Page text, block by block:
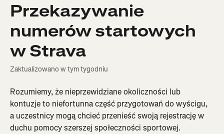
Przekazywanie
numerów startowych
w Strava
Zaktualizowano w tym tygodniu
Rozumiemy, że nieprzewidziane okoliczności lub
kontuzje to niefortunna część przygotowań do wyścigu,
a uczestnicy mogą chcieć przenieść swoją rejestrację w
duchu pomocy szerszej społeczności sportowej.